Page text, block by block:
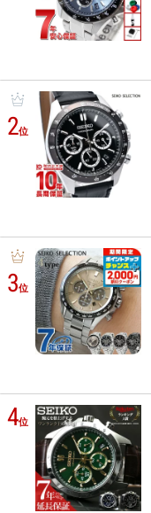
2位
3位
4位